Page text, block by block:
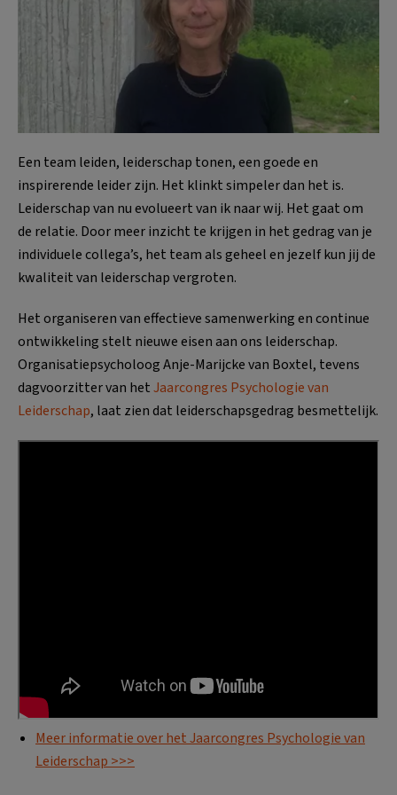
Een team leiden, leiderschap tonen, een goede en
inspirerende leider zijn. Het klinkt simpeler dan het is.
Leiderschap van nu evolueert van ik naar wij. Het gaat om
de relatie. Door meer inzicht te krijgen in het gedrag van je
individuele collega’s, het team als geheel en jezelf kun jij de
kwaliteit van leiderschap vergroten.
Het organiseren van effectieve samenwerking en continue
ontwikkeling stelt nieuwe eisen aan ons leiderschap.
Organisatiepsycholoog Anje-Marijcke van Boxtel, tevens
dagvoorzitter van hetJaarcongres Psychologie van
Leiderschap, laat zien dat leiderschapsgedrag besmettelijk.
Meer informatie over het Jaarcongres Psychologie van
Leiderschap >>>